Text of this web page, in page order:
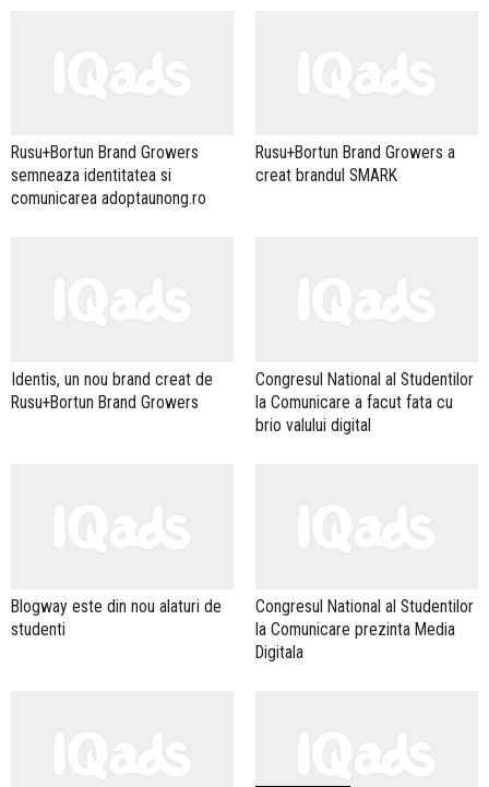
Rusu+Bortun Brand Growers
semneaza identitatea si
comunicarea adoptaunong.ro
Rusu+Bortun Brand Growers a
creat brandul SMARK
Identis, un nou brand creat de
Rusu+Bortun Brand Growers
Congresul National al Studentilor
la Comunicare a facut fata cu
brio valului digital
Blogway este din nou alaturi de
studenti
Congresul National al Studentilor
la Comunicare prezinta Media
Digitala